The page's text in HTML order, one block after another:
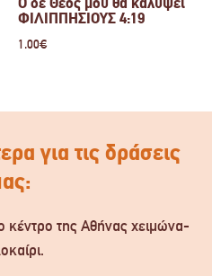
ΦΙΛΙΠΠΗΣΙΟΥΣ 4:19
1.00€
για τις δράσεις
κέντρο της Αθήνας χειμώνα-